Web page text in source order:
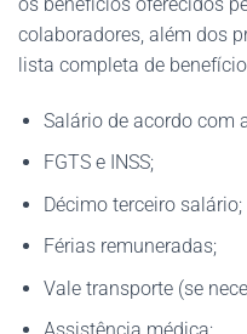
colaboradores, além dos
lista completa de
Salário de acordo com
FGTS e INSS;
Décimo terceiro salário;
Férias remuneradas;
Vale transporte (se